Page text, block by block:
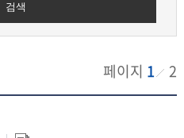
검색
페이지 1 2